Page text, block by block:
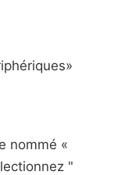
nommé «
"